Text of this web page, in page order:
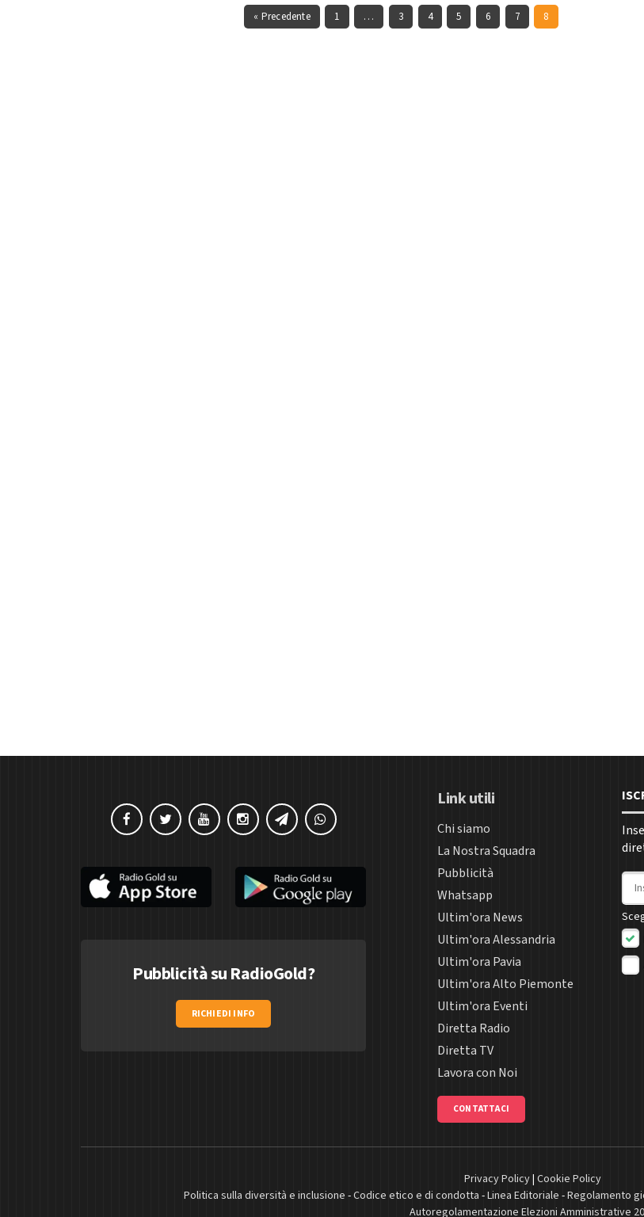
« Precedente 1 … 3 4 5 6 7 8
Pubblicità su RadioGold?
RICHIEDI INFO
Link utili
Chi siamo
La Nostra Squadra
Pubblicità
Whatsapp
Ultim'ora News
Ultim'ora Alessandria
Ultim'ora Pavia
Ultim'ora Alto Piemonte
Ultim'ora Eventi
Diretta Radio
Diretta TV
Lavora con Noi
CONTATTACI
Privacy Policy| Cookie Policy
Politica sulla diversità e inclusione -Codice etico e di condotta -Linea Editoriale -Regolamento
Autoregolamentazione Elezioni Amministrative